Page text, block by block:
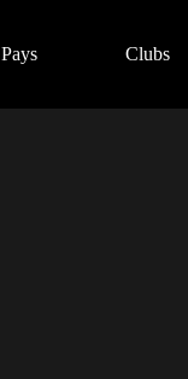
Pays Clubs